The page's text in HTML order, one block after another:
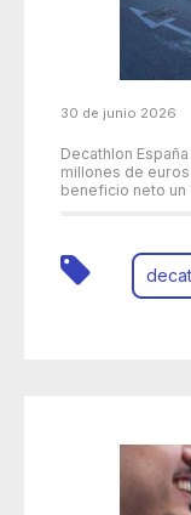
30 de junio 2026
Decathlon
millones de
beneficio neto un